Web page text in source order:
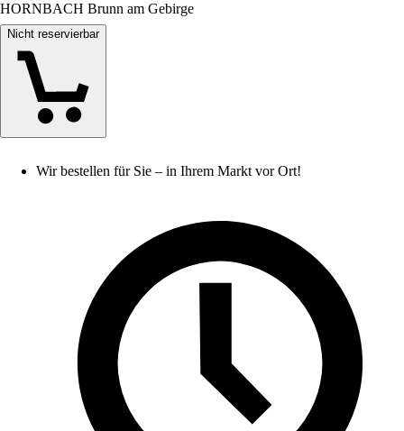
HORNBACH Brunn am Gebirge
Nicht reservierbar
Wir bestellen für Sie – in Ihrem Markt vor Ort!